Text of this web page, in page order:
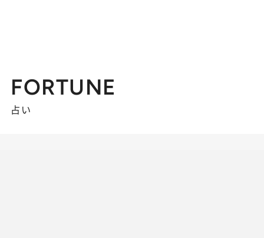
FORTUNE
占い